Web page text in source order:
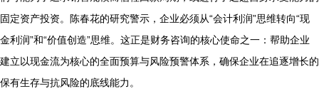
固定资产投资。陈春花的研究警示，企业必须从“会计利润”思维转向“现
金利润”和“价值创造”思维。这正是财务咨询的核心使命之一：帮助企业
建立以现金流为核心的全面预算与风险预警体系，确保企业在追逐增长的
保有生存与抗风险的底线能力。